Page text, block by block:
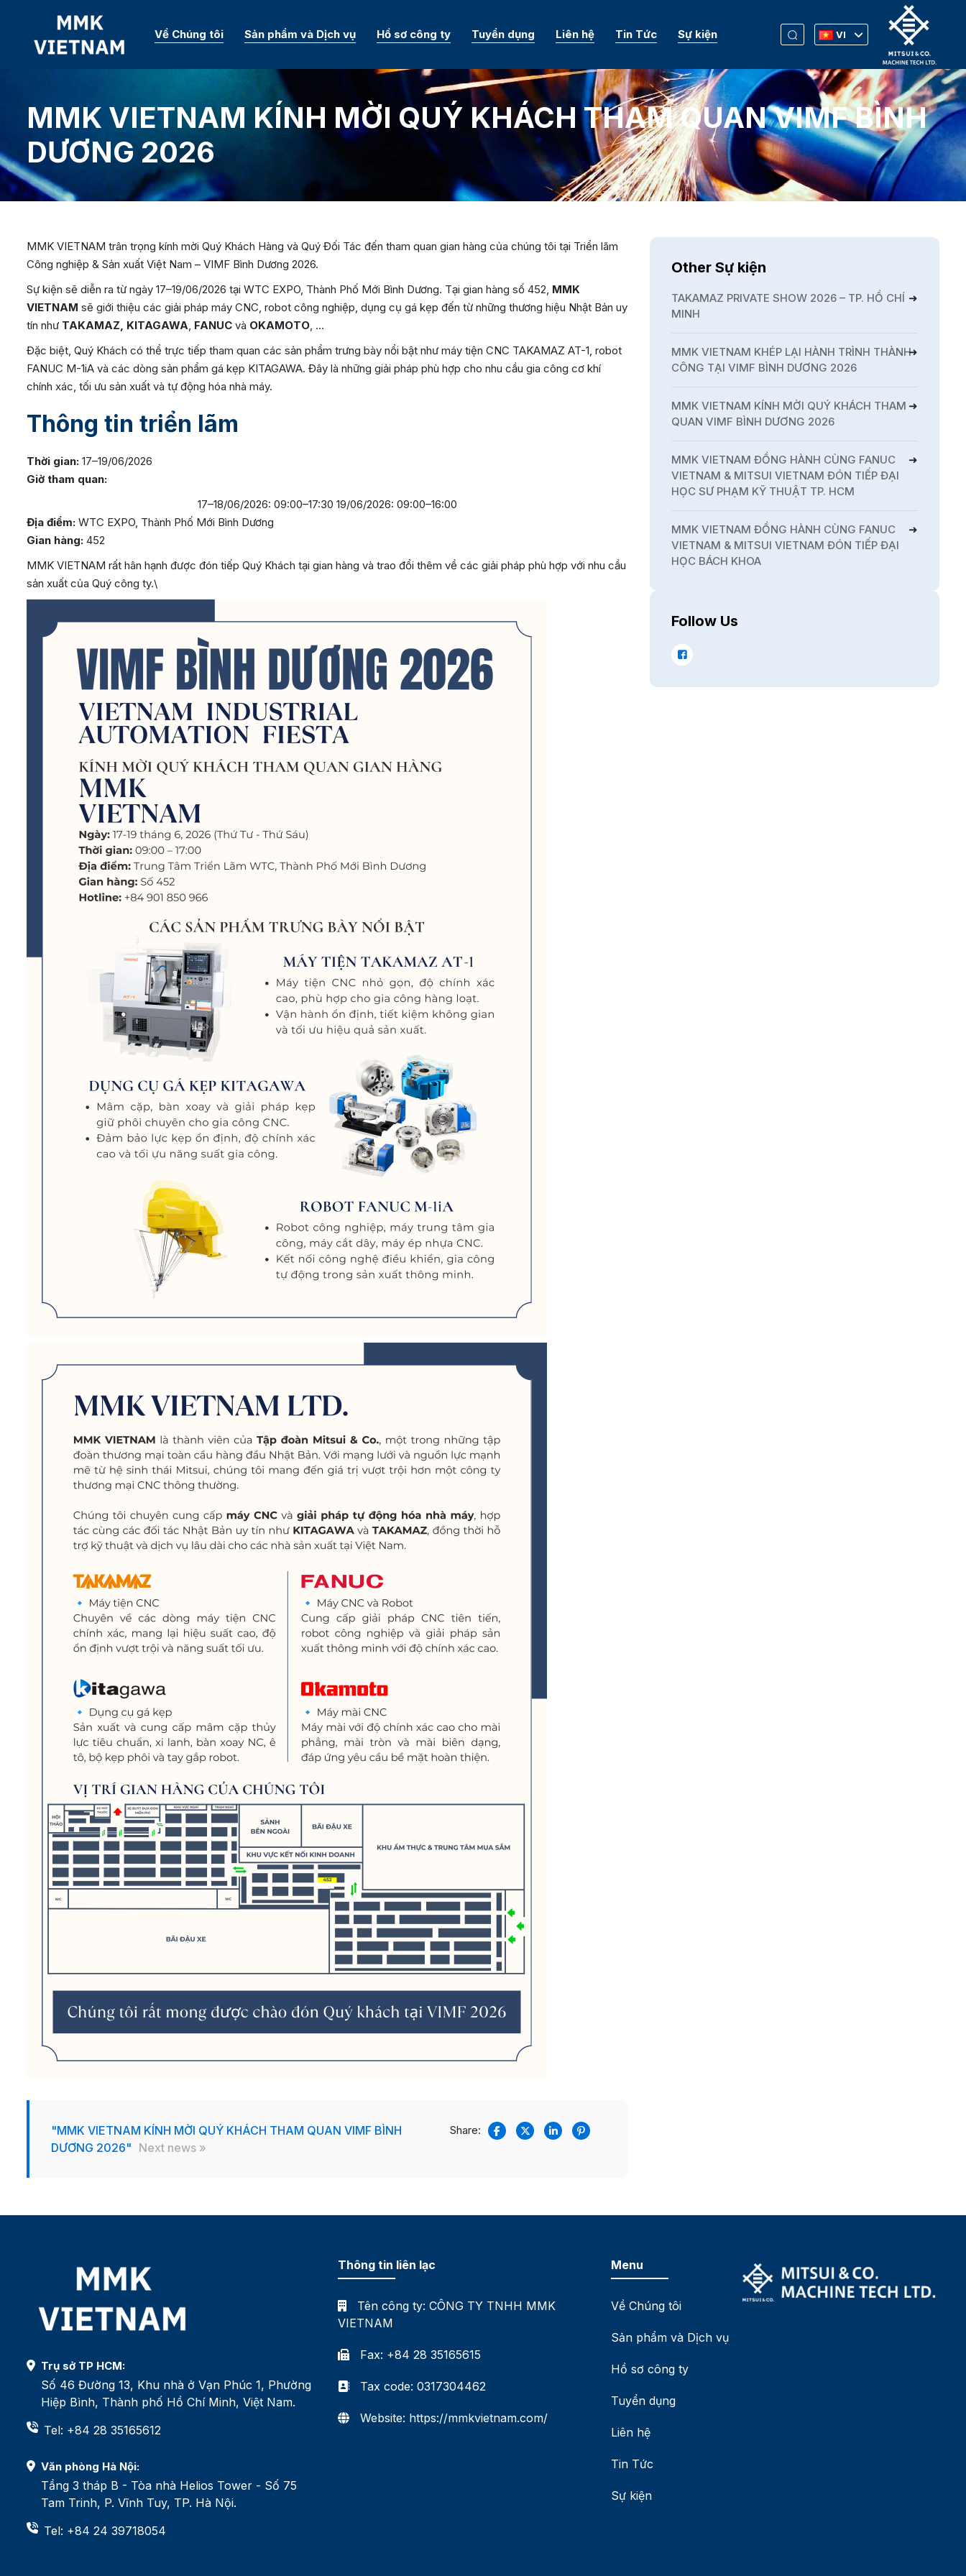
Về Chúng tôi Sản phẩm và Dịch vụ Hồ sơ công ty Tuyển dụng Liên hệ Tin Tức Sự kiện VI
MMK VIETNAM KÍNH MỜI QUÝ KHÁCH THAM QUAN VIMF BÌNH
DƯƠNG 2026
MMK VIETNAM trân trọng kính mời Quý Khách Hàng và Quý Đối Tác đến tham quan gian hàng của chúng tôi tại Triển lãm
Công nghiệp & Sản xuất Việt Nam – VIMF Bình Dương 2026.
Sự kiện sẽ diễn ra từ ngày 17–19/06/2026 tại WTC EXPO, Thành Phố Mới Bình Dương. Tại gian hàng số 452, MMK
VIETNAM sẽ giới thiệu các giải pháp máy CNC, robot công nghiệp, dụng cụ gá kẹp đến từ những thương hiệu Nhật Bản uy
tín như TAKAMAZ, KITAGAWA FANUC và OKAMOTO , …
Đặc biệt, Quý Khách có thể trực tiếp tham quan các sản phẩm trưng bày nổi bật như máy tiện CNC TAKAMAZ AT-1, robot
FANUC M-1iA và các dòng sản phẩm gá kẹp KITAGAWA. Đây là những giải pháp phù hợp cho nhu cầu gia công cơ khí
chính xác, tối ưu sản xuất và tự động hóa nhà máy.
Thông tin triển lãm
Thời gian: 17–19/06/2026
Giờ tham quan:
17–18/06/2026: 09:00–17:30 19/06/2026: 09:00–16:00
Địa điểm: WTC EXPO, Thành Phố Mới Bình Dương
Gian hàng: 452
MMK VIETNAM rất hân hạnh được đón tiếp Quý Khách tại gian hàng và trao đổi thêm về các giải pháp phù hợp với nhu cầu
sản xuất của Quý công ty.\
"MMK VIETNAM KÍNH MỜI QUÝ KHÁCH THAM QUAN VIMF BÌNH
DƯƠNG 2026" Next news »
Share:
Other Sự kiện
TAKAMAZ PRIVATE SHOW 2026 – TP. HỒ CHÍ
MINH
MMK VIETNAM KHÉP LẠI HÀNH TRÌNH THÀNH
CÔNG TẠI VIMF BÌNH DƯƠNG 2026
MMK VIETNAM KÍNH MỜI QUÝ KHÁCH THAM
QUAN VIMF BÌNH DƯƠNG 2026
MMK VIETNAM ĐỒNG HÀNH CÙNG FANUC
VIETNAM & MITSUI VIETNAM ĐÓN TIẾP ĐẠI
HỌC SƯ PHẠM KỸ THUẬT TP. HCM
MMK VIETNAM ĐỒNG HÀNH CÙNG FANUC
VIETNAM & MITSUI VIETNAM ĐÓN TIẾP ĐẠI
HỌC BÁCH KHOA
Follow Us
Trụ sở TP HCM:
Số 46 Đường 13, Khu nhà ở Vạn Phúc 1, Phường
Hiệp Bình, Thành phố Hồ Chí Minh, Việt Nam.
Tel: +84 28 35165612
Văn phòng Hà Nội:
Tầng 3 tháp B - Tòa nhà Helios Tower - Số 75
Tam Trinh, P. Vĩnh Tuy, TP. Hà Nội.
Tel: +84 24 39718054
Thông tin liên lạc
Tên công ty:CÔNG TY TNHH MMK
VIETNAM
Fax: +84 28 35165615
Tax code: 0317304462
Website: https://mmkvietnam.com/
Menu
Về Chúng tôi
Sản phẩm và Dịch vụ
Hồ sơ công ty
Tuyển dụng
Liên hệ
Tin Tức
Sự kiện